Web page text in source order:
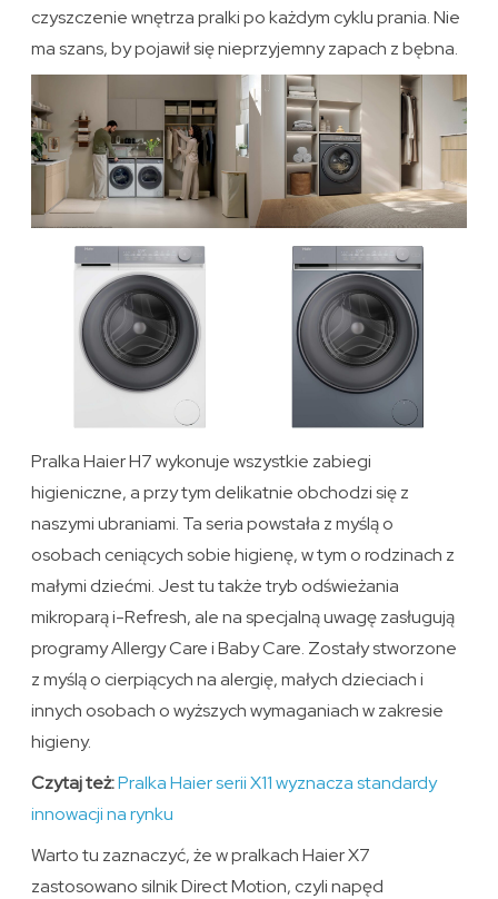
czyszczenie wnętrza pralki po każdym cyklu prania. Nie
ma szans, by pojawił się nieprzyjemny zapach z bębna.
Pralka Haier H7 wykonuje wszystkie zabiegi
higieniczne, a przy tym delikatnie obchodzi się z
naszymi ubraniami. Ta seria powstała z myślą o
osobach ceniących sobie higienę, w tym o rodzinach z
małymi dziećmi. Jest tu także tryb odświeżania
mikroparą i-Refresh, ale na specjalną uwagę zasługują
programy Allergy Care i Baby Care. Zostały stworzone
z myślą o cierpiących na alergię, małych dzieciach i
innych osobach o wyższych wymaganiach w zakresie
higieny.
Czytaj też:Pralka Haier serii X11 wyznacza standardy
innowacji na rynku
Warto tu zaznaczyć, że w pralkach Haier X7
zastosowano silnik Direct Motion, czyli napęd